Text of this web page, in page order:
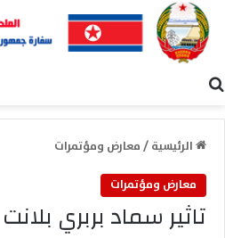
الرئيسية/معارض ومؤتمرات
معارض ومؤتمرات
تاثير سماد بربري